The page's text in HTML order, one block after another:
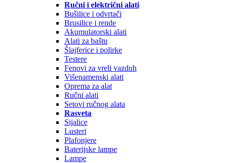
Ručni i električni alati
Bušilice i odvrtači
Brusilice i rende
Akumulatorski alati
Alati za baštu
Šlajferice i polirke
Testere
Fenovi za vreli vazduh
Višenamenski alati
Oprema za alat
Ručni alati
Setovi ručnog alata
Rasveta
Sijalice
Lusteri
Plafonjere
Baterijske lampe
Lampe